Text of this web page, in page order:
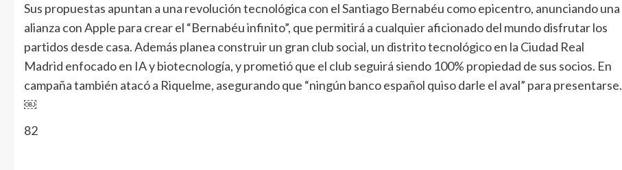
Sus propuestas apuntan a una revolución tecnológica con el Santiago Bernabéu como epicentro, anunciando una
alianza con Apple para crear el “Bernabéu infinito”, que permitirá a cualquier aficionado del mundo disfrutar los
partidos desde casa. Además planea construir un gran club social, un distrito tecnológico en la Ciudad Real
Madrid enfocado en IA y biotecnología, y prometió que el club seguirá siendo 100% propiedad de sus socios. En
campaña también atacó a Riquelme, asegurando que “ningún banco español quiso darle el aval” para presentarse.
￼
82